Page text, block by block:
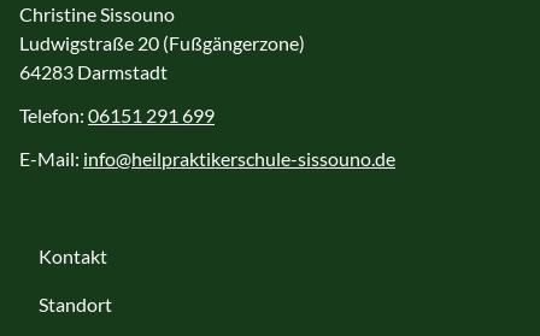
Christine Sissouno
Ludwigstraße 20 (Fußgängerzone)
64283 Darmstadt
Telefon: 06151 291 699
E-Mail: info@heilpraktikerschule-sissouno.de
Kontakt
Standort